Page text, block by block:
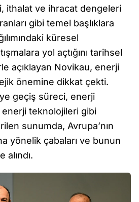
ithalat ve ihracat dengeleri
gibi temel başlıklara
küresel
yol açtığını tarihsel
açıklayan Novikau, enerji
önemine dikkat çekti.
geçiş süreci, enerji
teknolojileri gibi
sunumda, Avrupa’nın
yönelik çabaları ve bunun
alındı.